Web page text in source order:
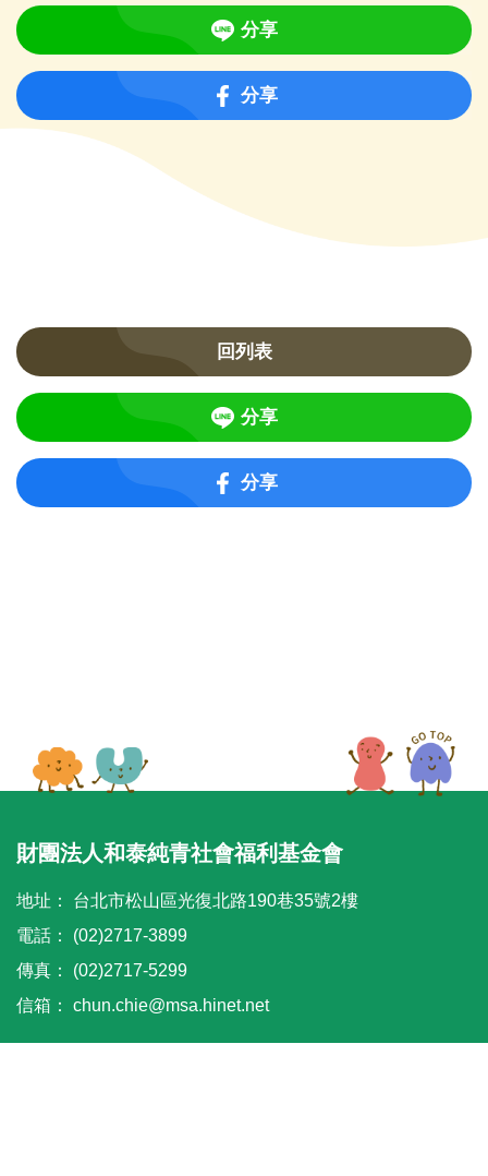
分享
分享
回列表
分享
分享
財團法人和泰純青社會福利基金會
地址：
台北市松山區光復北路190巷35號2樓
電話：
(02)2717-3899
傳真：
(02)2717-5299
信箱：
chun.chie@msa.hinet.net